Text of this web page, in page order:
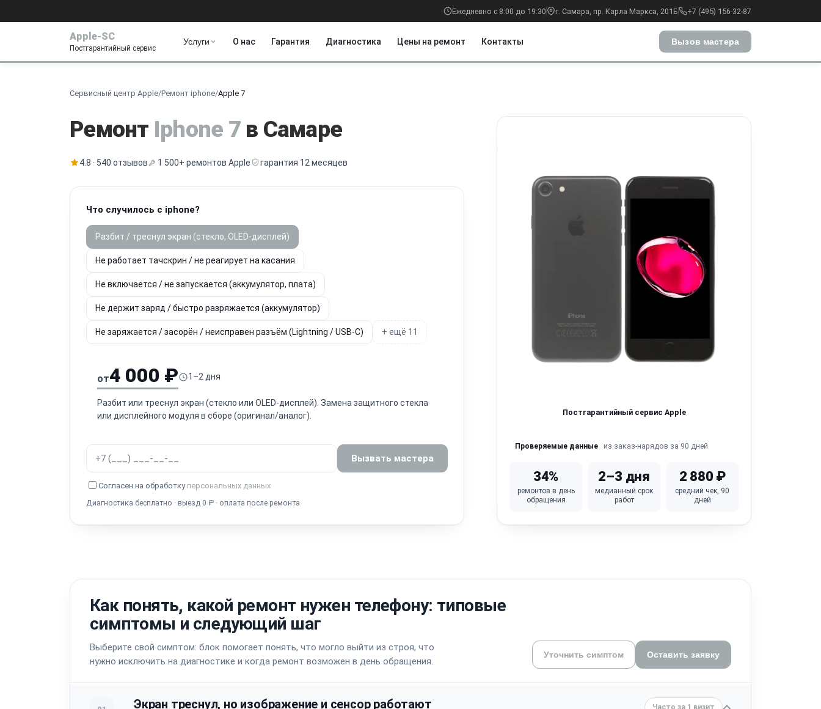
Ежедневно с 8:00 до 19:30 г. Самара, пр. Карла Маркса, 201Б +7 (495) 156-32-87
Apple-SC
Постгарантийный сервис
Услуги О нас Гарантия Диагностика Цены на ремонт Контакты Вызов мастера
Сервисный центр Apple/Ремонт iphone/Apple 7
Ремонт Iphone 7в Самаре
4.8 · 540 отзывов 1 500+ ремонтов Apple гарантия 12 месяцев
Что случилось с iphone?
Разбит / треснул экран (стекло, OLED-дисплей)
Не работает тачскрин / не реагирует на касания
Не включается / не запускается (аккумулятор, плата)
Не держит заряд / быстро разряжается (аккумулятор)
Не заряжается / засорён / неисправен разъём (Lightning / USB-C) + ещё 11
от4 000 ₽ 1–2 дня
Разбит или треснул экран (стекло или OLED-дисплей). Замена защитного стекла
или дисплейного модуля в сборе (оригинал/аналог).
Вызвать мастера
Согласен на обработку персональных данных
Диагностика бесплатно · выезд 0 ₽ · оплата после ремонта
Постгарантийный сервис Apple
Проверяемые данные из заказ-нарядов за 90 дней
34%
ремонтов в день
обращения
2–3 дня
медианный срок
работ
2 880 ₽
средний чек, 90
дней
Как понять, какой ремонт нужен телефону: типовые
симптомы и следующий шаг
Выберите свой симптом: блок помогает понять, что могло выйти из строя, что
нужно исключить на диагностике и когда ремонт возможен в день обращения.
Уточнить симптом Оставить заявку
Экран треснул, но изображение и сенсор работают Часто за 1 визит